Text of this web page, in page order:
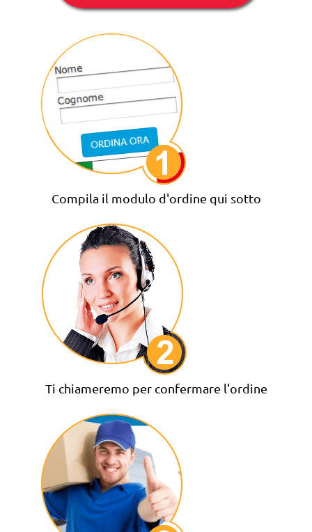
Compila il modulo d'ordine qui sotto
Ti chiameremo per confermare l'ordine